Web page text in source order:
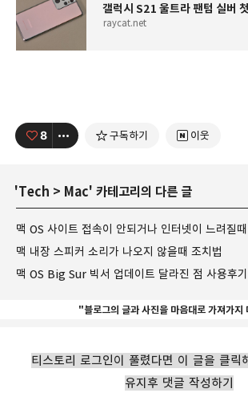
갤럭시 S21 울트라 팬텀 실버
raycat.net
8 구독하기 이웃
'Tech > Mac' 카테고리의 다른 글
맥 OS 사이트 접속이 안되거나 인터넷이 느려질
맥 내장 스피커 소리가 나오지 않을때 조치법
맥 OS Big Sur 빅서 업데이트 달라진 점 사용후기
"블로그의 글과 사진을 마음대로 가져가지
티스토리 로그인이 풀렸다면 이 글을 클릭
유지후 댓글 작성하기